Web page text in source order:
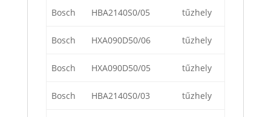
Bosch HBA2140S0/05 tűzhely
Bosch HXA090D50/06 tűzhely
Bosch HXA090D50/05 tűzhely
Bosch HBA2140S0/03 tűzhely